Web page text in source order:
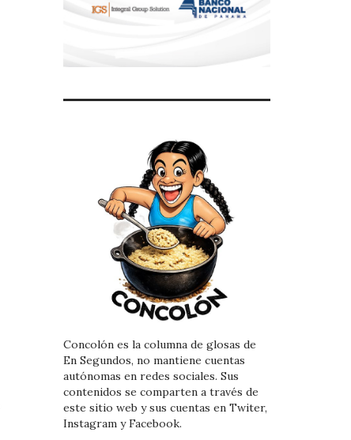
Concolón es la columna de glosas de
En Segundos, no mantiene cuentas
autónomas en redes sociales. Sus
contenidos se comparten a través de
este sitio web y sus cuentas en Twiter,
Instagram y Facebook.